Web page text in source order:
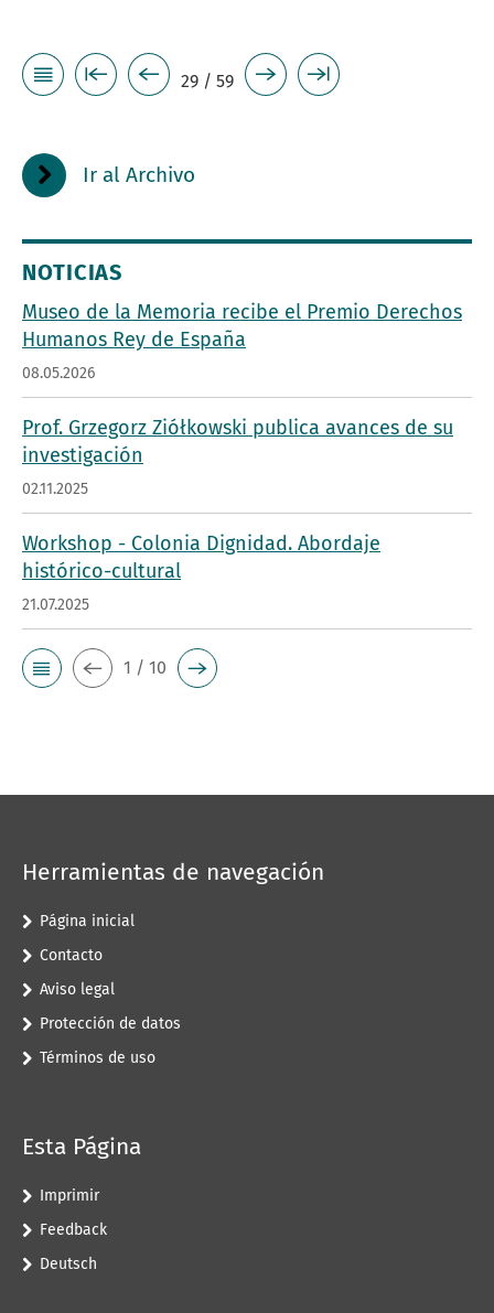
29 / 59
Ir al Archivo
NOTICIAS
Museo de la Memoria recibe el Premio Derechos
Humanos Rey de España
08.05.2026
Prof. Grzegorz Ziółkowski publica avances de su
investigación
02.11.2025
Workshop - Colonia Dignidad. Abordaje
histórico-cultural
21.07.2025
1 / 10
Herramientas de navegación
Página inicial
Contacto
Aviso legal
Protección de datos
Términos de uso
Esta Página
Imprimir
Feedback
Deutsch